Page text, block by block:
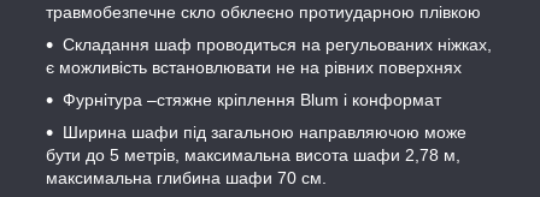
травмобезпечне скло обклеєно протиударною плівкою
Складання шаф проводиться на регульованих ніжках,
є можливість встановлювати не на рівних поверхнях
Фурнітура –стяжне кріплення Blum і конформат
Ширина шафи під загальною направляючою може
бути до 5 метрів, максимальна висота шафи 2,78 м,
максимальна глибина шафи 70 см.